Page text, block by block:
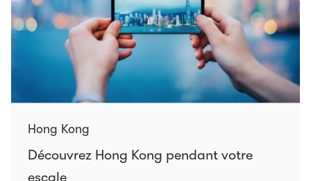
Hong Kong
Découvrez Hong Kong pendant votre
escale